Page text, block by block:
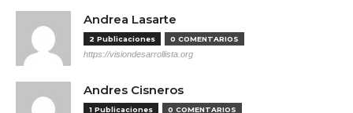
Andrea Lasarte
2 Publicaciones 0 COMENTARIOS
https://visiondesarrollista.org
Andres Cisneros
1 Publicaciones 0 COMENTARIOS